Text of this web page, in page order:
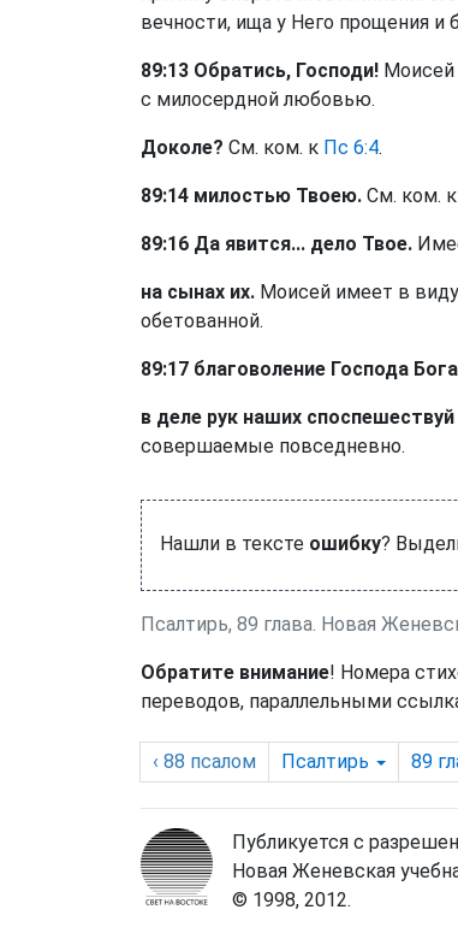
вечности, ища у Него прощения и
89:13 Обратись, Господи! Моисей
с милосердной любовью.
Доколе? См. ком. к Пс 6:4.
89:14 милостью Твоею. См. ком. к
89:16 Да явится... дело Твое.
на сынах их. Моисей имеет в
обетованной.
89:17 благоволение Господа
в деле рук наших
совершаемые повседневно.
Нашли в тексте ошибку?
Псалтирь, 89 глава. Новая
Обратите внимание! Номера
переводов, параллельными
‹ 88 псалом Псалтирь 89
Публикуется с
Новая Женевская
© 1998, 2012.